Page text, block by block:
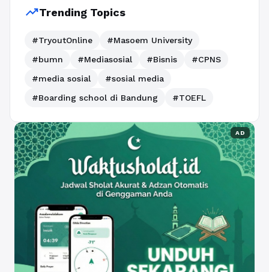
trending_upTrending Topics
#TryoutOnline
#Masoem University
#bumn
#Mediasosial #Bisnis
#CPNS
#media sosial
#sosial media
#Boarding school di Bandung
#TOEFL
AD